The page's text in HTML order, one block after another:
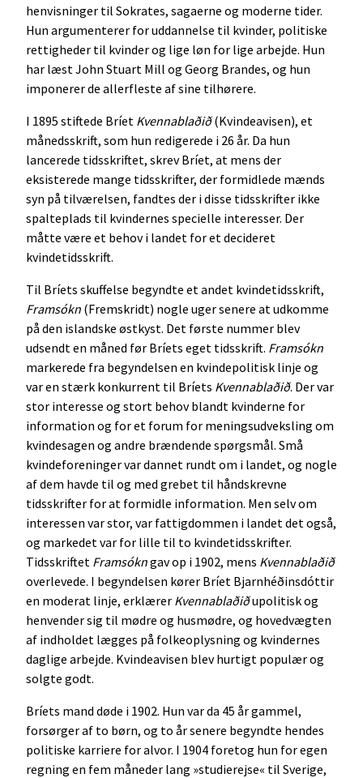
henvisninger til Sokrates, sagaerne og moderne tider.
Hun argumenterer for uddannelse til kvinder, politiske
rettigheder til kvinder og lige løn for lige arbejde. Hun
har læst John Stuart Mill og Georg Brandes, og hun
imponerer de allerfleste af sine tilhørere.
I 1895 stiftede Bríet Kvennablaðið(Kvindeavisen), et
månedsskrift, som hun redigerede i 26 år. Da hun
lancerede tidsskriftet, skrev Bríet, at mens der
eksisterede mange tidsskrifter, der formidlede mænds
syn på tilværelsen, fandtes der i disse tidsskrifter ikke
spalteplads til kvindernes specielle interesser. Der
måtte være et behov i landet for et decideret
kvindetidsskrift.
Til Bríets skuffelse begyndte et andet kvindetidsskrift,
Framsókn (Fremskridt) nogle uger senere at udkomme
på den islandske østkyst. Det første nummer blev
udsendt en måned før Bríets eget tidsskrift. Framsókn
markerede fra begyndelsen en kvindepolitisk linje og
var en stærk konkurrent til Bríets Kvennablaðið. Der var
stor interesse og stort behov blandt kvinderne for
information og for et forum for meningsudveksling om
kvindesagen og andre brændende spørgsmål. Små
kvindeforeninger var dannet rundt om i landet, og nogle
af dem havde til og med grebet til håndskrevne
tidsskrifter for at formidle information. Men selv om
interessen var stor, var fattigdommen i landet det også,
og markedet var for lille til to kvindetidsskrifter.
Tidsskriftet Framsókngav op i 1902, mens Kvennablaðið
overlevede. I begyndelsen kører Bríet Bjarnhéðinsdóttir
en moderat linje, erklærer Kvennablaðiðupolitisk og
henvender sig til mødre og husmødre, og hovedvægten
af indholdet lægges på folkeoplysning og kvindernes
daglige arbejde. Kvindeavisen blev hurtigt populær og
solgte godt.
Bríets mand døde i 1902. Hun var da 45 år gammel,
forsørger af to børn, og to år senere begyndte hendes
politiske karriere for alvor. I 1904 foretog hun for egen
regning en fem måneder lang »studierejse« til Sverige,